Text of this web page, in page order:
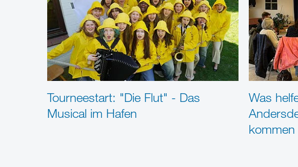
Tourneestart: "Die Flut" - Das
Musical im Hafen
Was
kommen